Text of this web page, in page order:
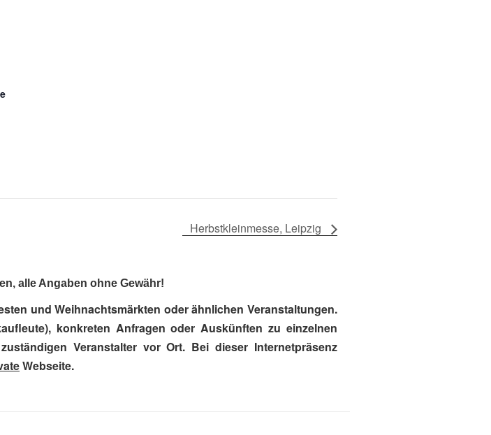
Herbstkleinmesse, Leipzig
alle Angaben ohne Gewähr!
und Weihnachtsmärkten oder ähnlichen Veranstaltungen.
konkreten Anfragen oder Auskünften zu einzelnen
Veranstalter vor Ort. Bei dieser Internetpräsenz
Webseite.